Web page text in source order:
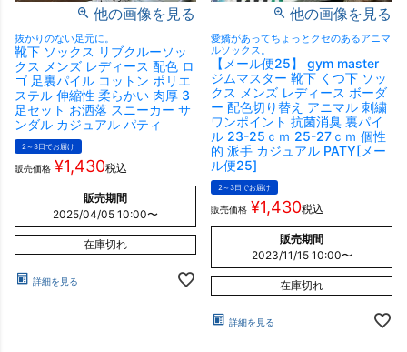
他の画像を見る
抜かりのない足元に。
靴下 ソックス リブクルーソッ
クス メンズ レディース 配色 ロ
ゴ 足裏パイル コットン ポリエ
ステル 伸縮性 柔らかい 肉厚 3
足セット お洒落 スニーカー サ
ンダル カジュアル パティ
2～3日でお届け
販売価格 ¥1,430税込
販売期間
2025/04/05 10:00〜
在庫切れ
詳細を見る
他の画像を見る
愛嬌があってちょっとクセのあるアニマ
ルソックス。
【メール便25】 gym master
ジムマスター 靴下 くつ下 ソッ
クス メンズ レディース ボーダ
ー 配色切り替え アニマル 刺繍
ワンポイント 抗菌消臭 裏パイ
ル 23-25ｃｍ 25-27ｃｍ 個性
的 派手 カジュアル PATY[メー
ル便25]
2～3日でお届け
販売価格 ¥1,430税込
販売期間
2023/11/15 10:00〜
在庫切れ
詳細を見る